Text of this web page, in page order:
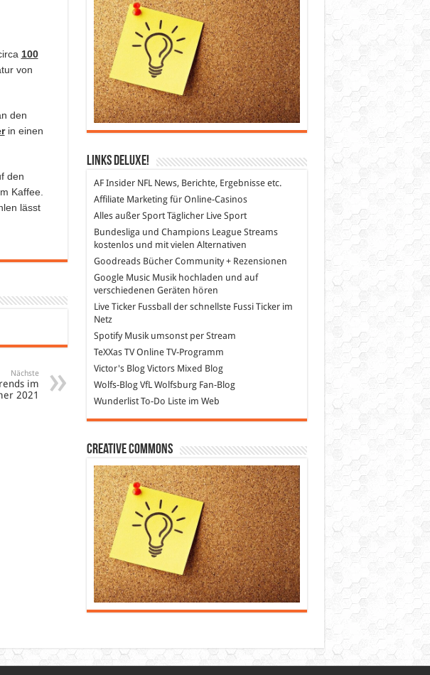
100
von
den
in einen
den
Kaffee.
lässt
Nächste
im
2021
Links DeLuXe!
AF InsiderNFL News, Berichte, Ergebnisse etc.
Affiliate Marketingfür Online-Casinos
Alles außer SportTäglicher Live Sport
Bundesliga und Champions League Streams
kostenlos und mit vielen Alternativen
GoodreadsBücher Community + Rezensionen
Google MusicMusik hochladen und auf
verschiedenen Geräten hören
Live Ticker Fussball
der schnellste Fussi Ticker im
Netz
SpotifyMusik umsonst per Stream
TeXXas TVOnline TV-Programm
Victor's BlogVictors Mixed Blog
Wolfs-BlogVfL Wolfsburg Fan-Blog
WunderlistTo-Do Liste im Web
Creative Commons